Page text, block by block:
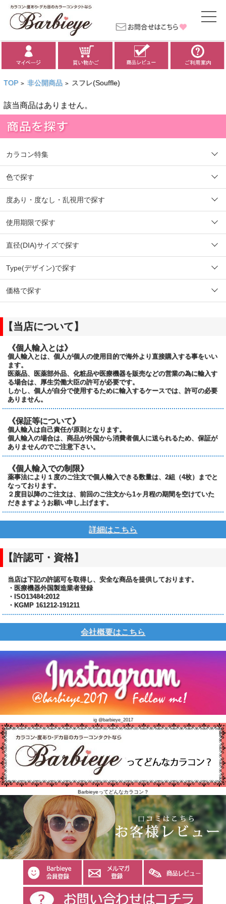
TOP > 非公開商品 > スフレ(Souffle)
該当商品はありません。
カラコン特集
色で探す
度あり・度なし・乱視用で探す
使用期限で探す
直径(DIA)サイズで探す
Type(デザイン)で探す
価格で探す
【当店について】
《個人輸入とは》
個人輸入とは、個人が個人の使用目的で海外より直接購入する事をいい
ます。
医薬品、医薬部外品、化粧品や医療機器を販売などの営業の為に輸入す
る場合は、厚生労働大臣の許可が必要です。
しかし、個人が自分で使用するために輸入するケースでは、許可の必要
ありません。
《保証等について》
個人輸入は自己責任が原則となります。
個人輸入の場合は、商品が外国から消費者個人に送られるため、保証が
ありませんのでご注意下さい。
《個人輸入での制限》
薬事法により１度のご注文で個人輸入できる数量は、2組（4枚）までと
なっております。
２度目以降のご注文は、前回のご注文から1ヶ月程の期間を空けていた
だきますようお願い申し上げます。
詳細はこちら
【許認可・資格】
当店は下記の許認可を取得し、安全な商品を提供しております。
・医療機器外国製造業者登録
・ISO13484:2012
・KGMP 161212-191211
会社概要はこちら
ig @barbieye_2017
Barbieyeってどんなカラコン？